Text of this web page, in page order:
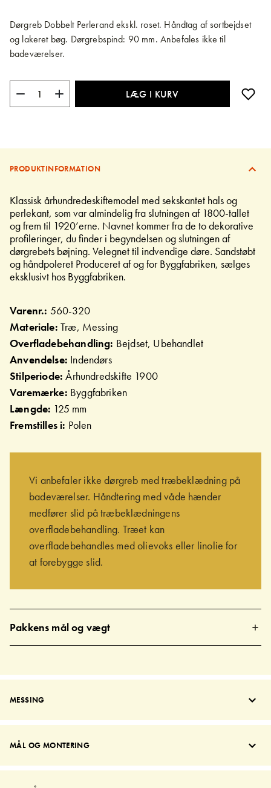
Dørgreb Dobbelt Perlerand ekskl. roset. Håndtag af sortbejdset
og lakeret bøg. Dørgrebspind: 90 mm. Anbefales ikke til
badeværelser.
LÆG I KURV
PRODUKTINFORMATION
Klassisk århundredeskiftemodel med sekskantet hals og
perlekant, som var almindelig fra slutningen af 1800-tallet
og frem til 1920’erne. Navnet kommer fra de to dekorative
profileringer, du finder i begyndelsen og slutningen af
dørgrebets bøjning. Velegnet til indvendige døre. Sandstøbt
og håndpoleret Produceret af og for Byggfabriken, sælges
eksklusivt hos Byggfabriken.
Varenr.: 560-320
Materiale: Træ, Messing
Overfladebehandling: Bejdset, Ubehandlet
Anvendelse: Indendørs
Stilperiode:Århundredskifte 1900
Varemærke: Byggfabriken
Længde: 125 mm
Fremstilles i: Polen
Vi anbefaler ikke dørgreb med træbeklædning på
badeværelser. Håndtering med våde hænder
medfører slid på træbeklædningens
overfladebehandling. Træet kan
overfladebehandles med olievoks eller linolie for
at forebygge slid.
Pakkens mål og vægt
MESSING
MÅL OG MONTERING